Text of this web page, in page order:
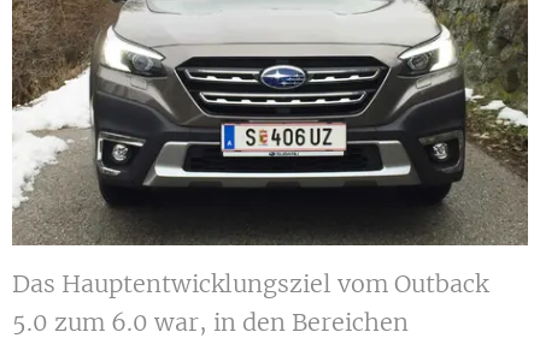
Das Hauptentwicklungsziel vom Outback
5.0 zum 6.0 war, in den Bereichen